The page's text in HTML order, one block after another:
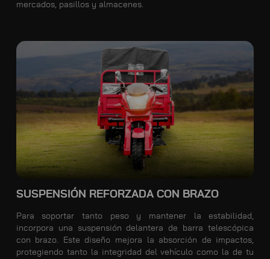
mercados, pasillos y almacenes.
SUSPENSIÓN REFORZADA CON BRAZO
Para soportar tanto peso y mantener la estabilidad,
incorpora una suspensión delantera de barra telescópica
con brazo. Este diseño mejora la absorción de impactos,
protegiendo tanto la integridad del vehículo como la de tu